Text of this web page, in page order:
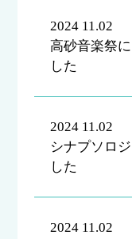
2024 11.02
高砂音楽祭
した
2024 11.02
シナプソロ
した
2024 11.02